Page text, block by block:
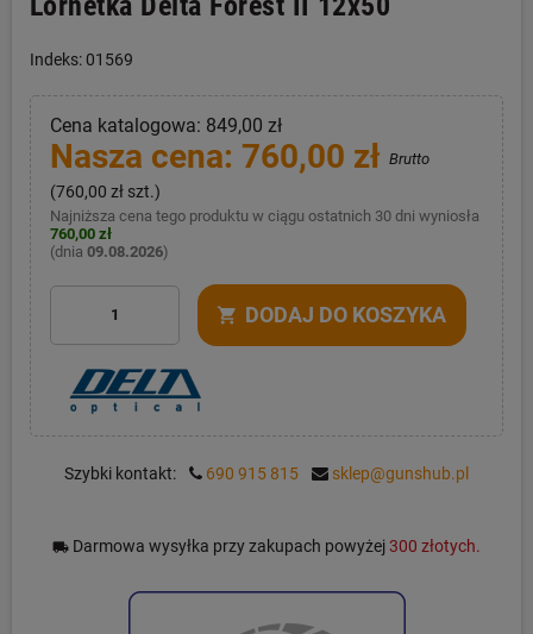
Indeks: 01569
Cena katalogowa: 849,00 zł
Nasza cena: 760,00 zł Brutto
(760,00 zł szt.)
Najniższa cena tego produktu w ciągu ostatnich 30 dni wyniosła
760,00 zł
(dnia 09.08.2026)
shopping_cart DODAJ DO KOSZYKA
Szybki kontakt: 690 915 815 sklep@gunshub.pl
local_shipping Darmowa wysyłka przy zakupach powyżej300 złotych.